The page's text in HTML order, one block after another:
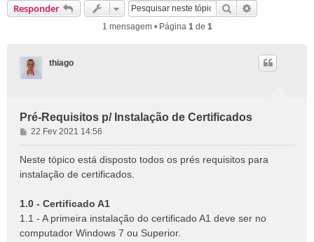
Responder Pesquisar
1 mensagem • Página 1de 1
thiago
Pré-Requisitos p/ Instalação de Certificados
M
e
n
e
m
22 Fev 2021 14:56
Neste tópico está disposto todos os prés requisitos para
instalação de certificados.
1.0 - Certificado A1
1.1 - A primeira instalação do certificado A1 deve ser no
computador Windows 7 ou Superior.